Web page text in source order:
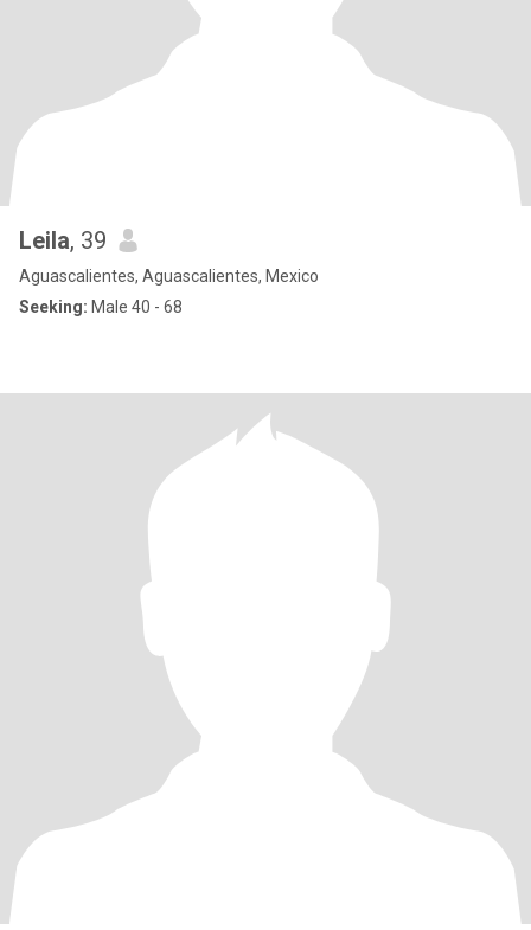
Leila, 39
Aguascalientes, Aguascalientes, Mexico
Seeking: Male 40 - 68